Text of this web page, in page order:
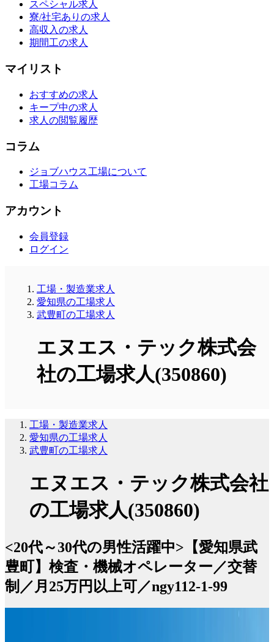
スペシャル求人
寮/社宅ありの求人
高収入の求人
期間工の求人
マイリスト
おすすめの求人
キープ中の求人
求人の閲覧履歴
コラム
ジョブハウス工場について
工場コラム
アカウント
会員登録
ログイン
工場・製造業求人
愛知県の工場求人
武豊町の工場求人
エヌエス・テック株式会
社の工場求人(350860)
工場・製造業求人
愛知県の工場求人
武豊町の工場求人
エヌエス・テック株式会社
の工場求人(350860)
<20代～30代の男性活躍中>【愛知県武
豊町】検査・機械オペレーター／交替
制／月25万円以上可／ngy112-1-99